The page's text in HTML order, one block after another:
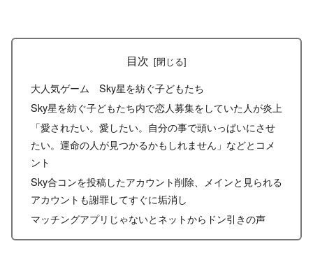
目次
大人気ゲーム Sky星を紡ぐ子どもたち
Sky星を紡ぐ子どもたち内で恋人募集をしていた人が炎上
「愛されたい。愛したい。自分の事で頭いっぱいにさせ
たい。運命の人が見つかるかもしれません」などとコメ
ント
Sky合コンを投稿したアカウント削除、メインと見られる
アカウントも謝罪してすぐに垢消し
マッチングアプリじゃないとネットからドン引きの声